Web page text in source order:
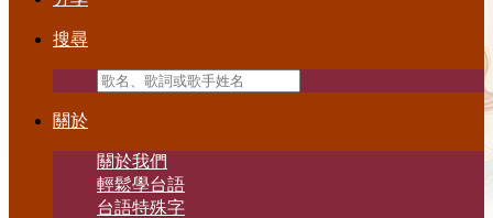
搜尋
關於
關於我們
輕鬆學台語
台語特殊字